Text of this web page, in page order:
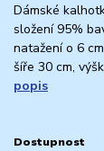
Dámské
složení 95%
natažení o 6
šíře 30 cm,
popis
Dostupnost